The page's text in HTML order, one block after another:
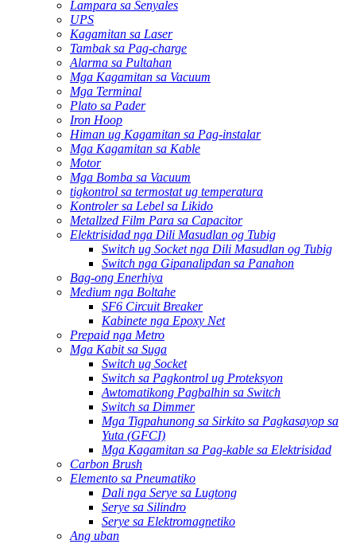
Lampara sa Senyales
UPS
Kagamitan sa Laser
Tambak sa Pag-charge
Alarma sa Pultahan
Mga Kagamitan sa Vacuum
Mga Terminal
Plato sa Pader
Iron Hoop
Himan ug Kagamitan sa Pag-instalar
Mga Kagamitan sa Kable
Motor
Mga Bomba sa Vacuum
tigkontrol sa termostat ug temperatura
Kontroler sa Lebel sa Likido
Metallzed Film Para sa Capacitor
Elektrisidad nga Dili Masudlan og Tubig
Switch ug Socket nga Dili Masudlan og Tubig
Switch nga Gipanalipdan sa Panahon
Bag-ong Enerhiya
Medium nga Boltahe
SF6 Circuit Breaker
Kabinete nga Epoxy Net
Prepaid nga Metro
Mga Kabit sa Suga
Switch ug Socket
Switch sa Pagkontrol ug Proteksyon
Awtomatikong Pagbalhin sa Switch
Switch sa Dimmer
Mga Tigpahunong sa Sirkito sa Pagkasayop sa
Yuta (GFCI)
Mga Kagamitan sa Pag-kable sa Elektrisidad
Carbon Brush
Elemento sa Pneumatiko
Dali nga Serye sa Lugtong
Serye sa Silindro
Serye sa Elektromagnetiko
Ang uban